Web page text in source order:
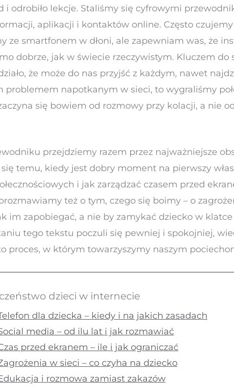
i odrobiło lekcje. Staliśmy się cyfrowymi
aplikacji i kontaktów online. Często
ze smartfonem w dłoni, ale zapewniam was, że
dobrze, jak w świecie rzeczywistym. Kluczem do
że może do nas przyjść z każdym, nawet
problemem napotkanym w sieci, to wygraliśmy
się bowiem od rozmowy przy kolacji, a nie
przejdziemy razem przez najważniejsze
temu, kiedy jest dobry moment na pierwszy
i jak zarządzać czasem przed
też o tym, czego się boimy – o
im zapobiegać, a nie by zamykać dziecko w
tego tekstu poczuli się pewniej i spokojniej,
proces, w którym towarzyszymy naszym
dzieci w internecie
dla dziecka – kiedy i na jakich zasadach
media – od ilu lat i jak rozmawiać
przed ekranem – ile i jak ograniczać
w sieci – co czyha na dziecko
i rozmowa zamiast zakazów